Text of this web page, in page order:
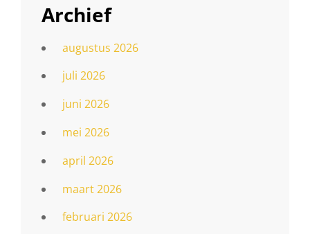
Archief
augustus 2026
juli 2026
juni 2026
mei 2026
april 2026
maart 2026
februari 2026